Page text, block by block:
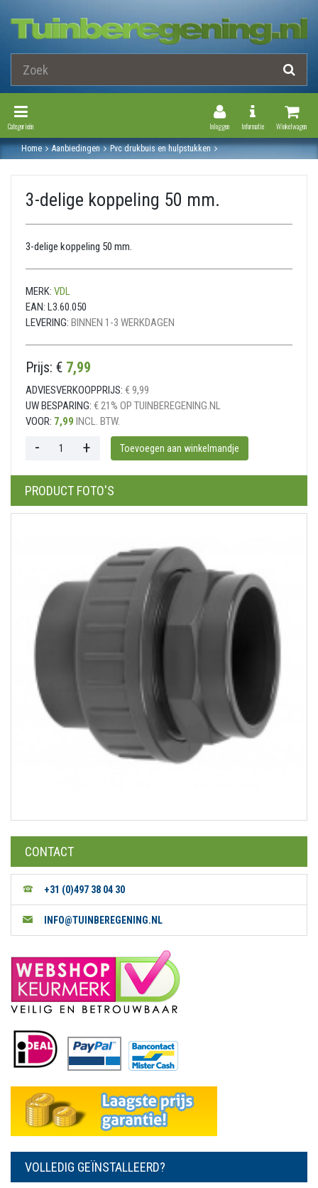
Winkelwagen
Toggle
Informatie
Inloggen
Toggle Navigation
Categorieën
Home Aanbiedingen
Pvc drukbuis en hulpstukken
3-delige koppeling 50 mm.
3-delige koppeling 50 mm.
MERK: VDL
EAN: L3.60.050
LEVERING: BINNEN 1-3 WERKDAGEN
Prijs: € 7,99
ADVIESVERKOOPPRIJS: € 9,99
UW BESPARING: € 21% OP TUINBEREGENING.NL
VOOR: 7,99 INCL. BTW.
PRODUCT FOTO'S
CONTACT
+31 (0)497 38 04 30
INFO@TUINBEREGENING.NL
VOLLEDIG GEÏNSTALLEERD?